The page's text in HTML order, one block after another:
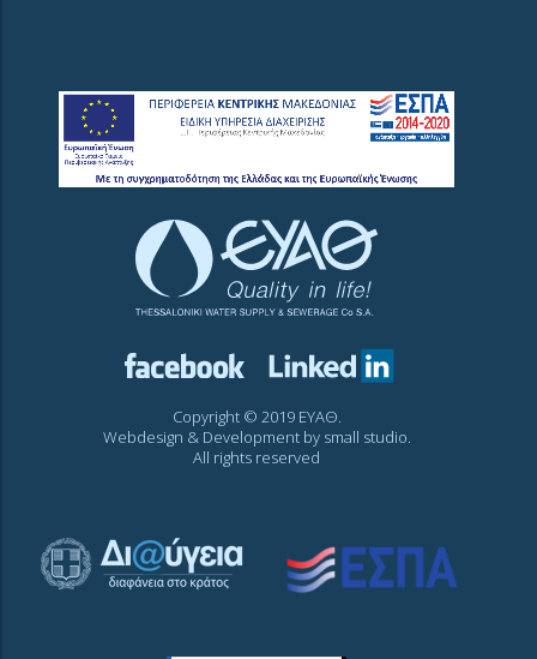
Copyright © 2019 ΕΥΑΘ.
Webdesign & Development by small studio.
All rights reserved